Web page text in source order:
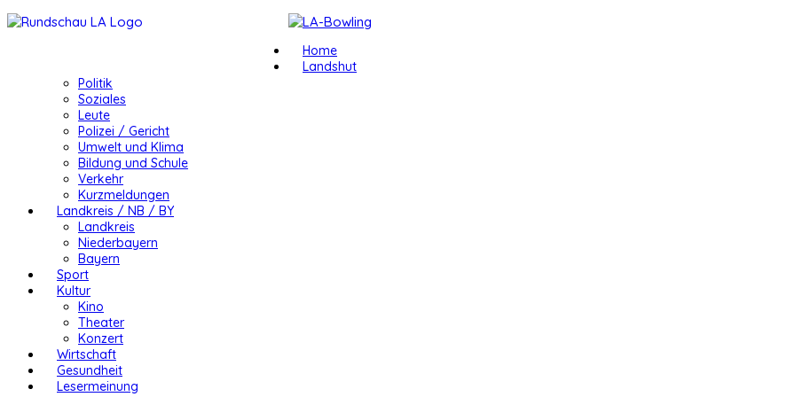
Home
Landshut
Politik
Soziales
Leute
Polizei / Gericht
Umwelt und Klima
Bildung und Schule
Verkehr
Kurzmeldungen
Landkreis / NB / BY
Landkreis
Niederbayern
Bayern
Sport
Kultur
Kino
Theater
Konzert
Wirtschaft
Gesundheit
Lesermeinung